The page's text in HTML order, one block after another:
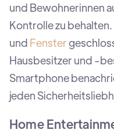
und Bewohnerinnen
Kontrolle zu
und Fenster
Hausbesitzer und -
Smartphone
jeden
Home